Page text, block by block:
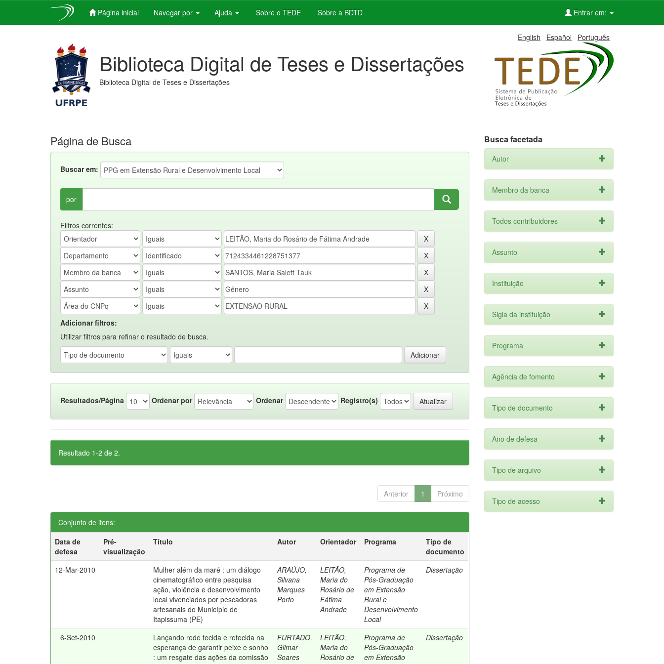
Página inicial Navegar por Ajuda Sobre o TEDE Sobre a BDTD Entrar em:
English Español Português
Biblioteca Digital de Teses e Dissertações
Biblioteca Digital de Teses e Dissertações
Página de Busca
Buscar em:
por
Filtros correntes:
Adicionar filtros:
Utilizar filtros para refinar o resultado de busca.
Resultados/Página Ordenar por Ordenar Registro(s)
Resultado 1-2 de 2.
Anterior 1 Próximo
Conjunto de itens:
Data de
defesa
Pré-
visualização
Título Autor Orientador Programa
Tipo de
documento
12-Mar-2010
Mulher além da maré : um diálogo
cinematográfico entre pesquisa
ação, violência e desenvolvimento
local vivenciados por pescadoras
artesanais do Município de
Itapissuma (PE)
ARAÚJO,
Silvana
Marques
Porto
LEITÃO,
Maria do
Rosário de
Fátima
Andrade
Programa de
Pós-Graduação
em Extensão
Rural e
Desenvolvimento
Local
Dissertação
6-Set-2010
Lançando rede tecida e retecida na
esperança de garantir peixe e sonho
: um resgate das ações da comissão
FURTADO,
Gilmar
Soares
LEITÃO,
Maria do
Rosário de
Programa de
Pós-Graduação
em Extensão
Dissertação
Busca facetada
Autor
Membro da banca
Todos contribuidores
Assunto
Instituição
Sigla da instituição
Programa
Agência de fomento
Tipo de documento
Ano de defesa
Tipo de arquivo
Tipo de acesso